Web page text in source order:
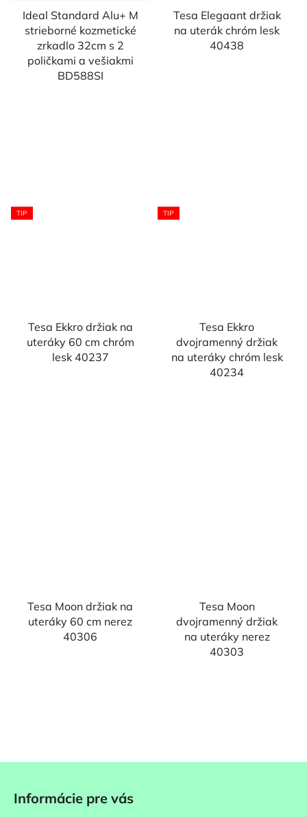
Ideal Standard Alu+ M
strieborné kozmetické
zrkadlo 32cm s 2
poličkami a vešiakmi
BD588SI
Tesa Elegaant držiak
na uterák chróm lesk
40438
TIP
Tesa Ekkro držiak na
uteráky 60 cm chróm
lesk 40237
TIP
Tesa Ekkro
dvojramenný držiak
na uteráky chróm lesk
40234
Tesa Moon držiak na
uteráky 60 cm nerez
40306
Tesa Moon
dvojramenný držiak
na uteráky nerez
40303
Informácie pre vás